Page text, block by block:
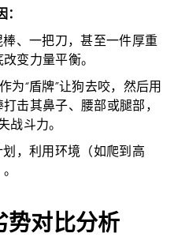
、一把刀，甚至一件厚重
变力量平衡。
为“盾牌”让狗去咬，然后用
击其鼻子、腰部或腿部，
战斗力。
，利用环境（如爬到高
势对比分析